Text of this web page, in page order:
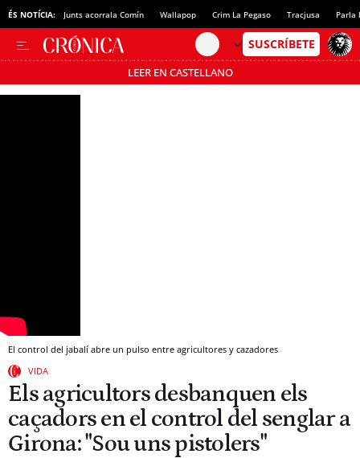
ÉS NOTÍCIA: Junts acorrala Comín Wallapop Crim La Pegaso Tracjusa Parla
LEER EN CASTELLANO
Passa’t al mode estalvi
El control del jabalí abre un pulso entre agricultores y cazadores
VIDA
Els agricultors desbanquen els
caçadors en el control del senglar a
Girona: "Sou uns pistolers"